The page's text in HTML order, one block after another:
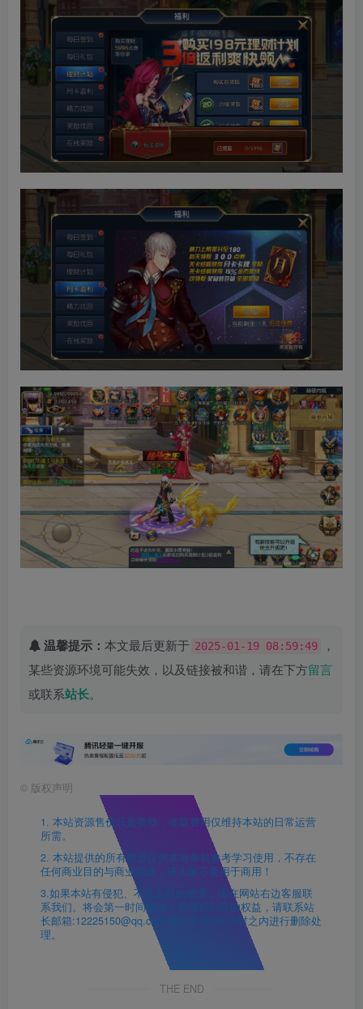
温馨提示： 本文最后更新于 2025-01-19 08:59:49
，
某些资源环境可能失效，以及链接被和谐，请在下方留言
或联系站长。
© 版权声明
1. 本站资源售价只是赞助，收取费用仅维持本站的日常运营
所需。
2. 本站提供的所有资源仅供本地单机参考学习使用，不存在
任何商业目的与商业用途，请大家不要用于商用！
3.如果本站有侵犯、不妥之处的资源，请在网站右边客服联
系我们。将会第一时间解决！若侵犯到您的权益，请联系站
长邮箱:12225150@qq.com 我们会在24h小时之内进行删除处
理。
THE END